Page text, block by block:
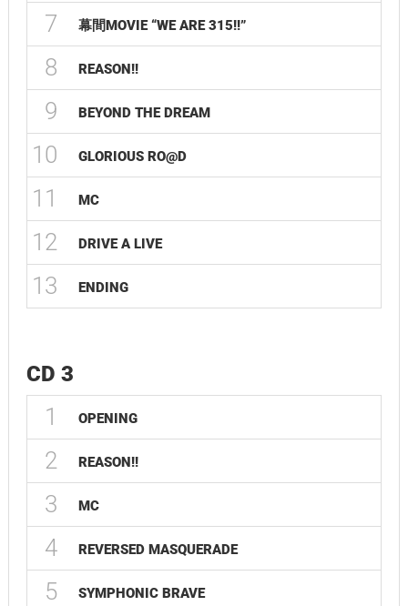
7 幕間MOVIE “WE ARE 315!!”
8 REASON!!
9 BEYOND THE DREAM
10 GLORIOUS RO@D
11 MC
12 DRIVE A LIVE
13 ENDING
CD 3
1 OPENING
2 REASON!!
3 MC
4 REVERSED MASQUERADE
5 SYMPHONIC BRAVE